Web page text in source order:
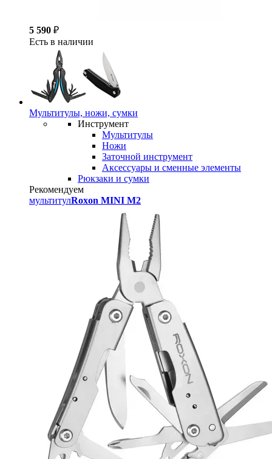
5 590 ₽
Есть в наличии
Мультитулы, ножи, сумки
Инструмент
Мультитулы
Ножи
Заточной инструмент
Аксессуары и сменные элементы
Рюкзаки и сумки
Рекомендуем
мультитулRoxon MINI M2